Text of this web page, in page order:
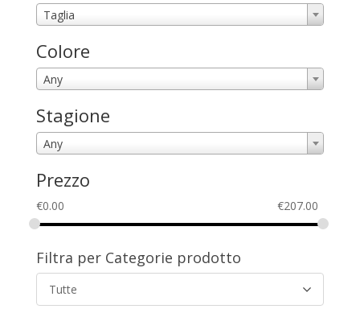
Taglia
Colore
Any
Stagione
Any
Prezzo
€0.00 €207.00
Filtra per Categorie prodotto
Tutte